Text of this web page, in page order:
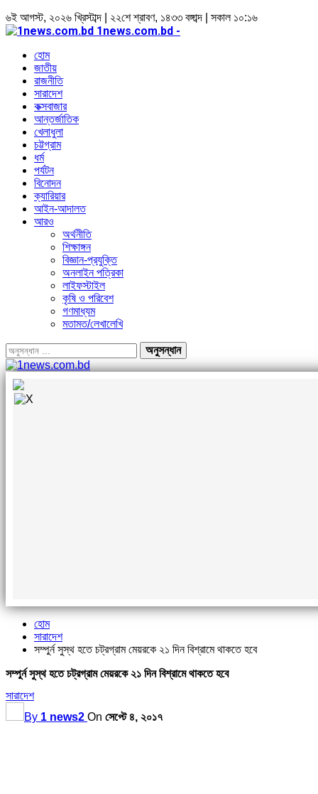
৬ই আগস্ট, ২০২৬ খ্রিস্টাব্দ | ২২শে শ্রাবণ, ১৪৩৩ বঙ্গাব্দ | সকাল ১০:১৬
1news.com.bd -
হোম
জাতীয়
রাজনীতি
সারাদেশ
কক্সবাজার
আন্তর্জাতিক
খেলাধুলা
চট্টগ্রাম
ধর্ম
পর্যটন
বিনোদন
ক্যারিয়ার
আইন-আদালত
আরও
অর্থনীতি
শিক্ষাঙ্গন
বিজ্ঞান-প্রযুক্তি
অনলাইন পত্রিকা
লাইফস্টাইল
কৃষি ও পরিবেশ
গণমাধ্যম
মতামত/লেখালেখি
হোম
সারাদেশ
সম্পুর্ন সুস্থ হতে চট্রগ্রাম মেয়রকে ২১ দিন বিশ্রামে থাকতে হবে
সম্পুর্ন সুস্থ হতে চট্রগ্রাম মেয়রকে ২১ দিন বিশ্রামে থাকতে হবে
সারাদেশ
By 1 news2 On সেপ্টে ৪, ২০১৭